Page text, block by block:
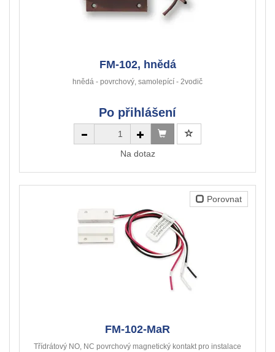
FM-102, hnědá
hnědá - povrchový, samolepící - 2vodič
Po přihlášení
Na dotaz
Porovnat
FM-102-MaR
Třídrátový NO, NC povrchový magnetický kontakt pro instalace